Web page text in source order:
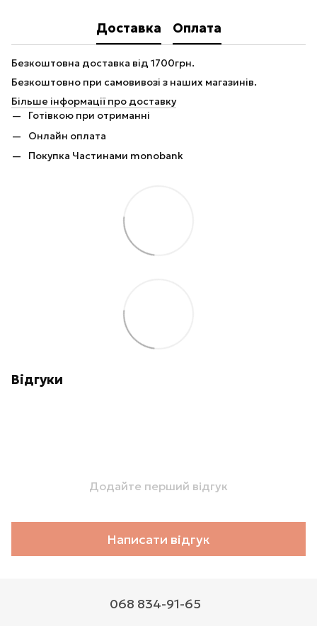
Доставка Оплата
Безкоштовна доставка від 1700грн.
Безкоштовно при самовивозі з наших магазинів.
Більше інформації про доставку
Готівкою при отриманні
Онлайн оплата
Покупка Частинами monobank
Відгуки
Додайте перший відгук
Написати відгук
068 834-91-65